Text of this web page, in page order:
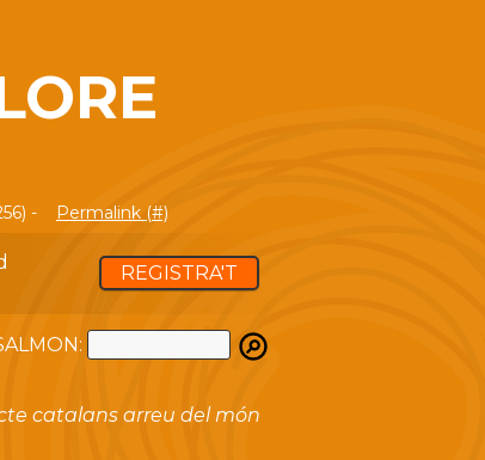
- Permalink (#)
REGISTRA'T
catalans arreu del món